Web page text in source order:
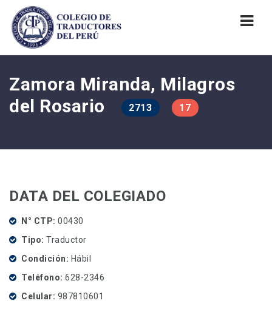
Zamora Miranda, Milagros
del Rosario
2713 17
DATA DEL COLEGIADO
N° CTP 00430
Tipo Traductor
Condición
Hábil
Teléfono 628-2346
Celular
987810601